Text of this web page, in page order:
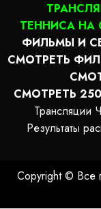
ТЕННИСА НА
ФИЛЬМЫ И
СМОТРЕТЬ
СМОТРЕТЬ
Трансляции
Результаты
Copyright © Все